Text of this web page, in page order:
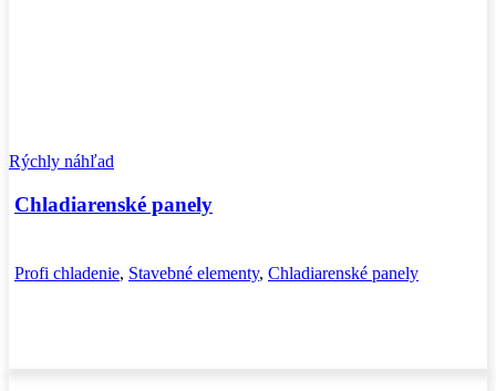
Rýchly náhľad
Chladiarenské panely
Profi chladenie, Stavebné elementy, Chladiarenské panely